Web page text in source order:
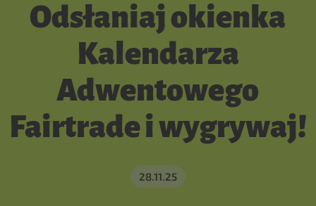
Odsłaniaj okienka
Kalendarza
Adwentowego
Fairtrade i wygrywaj!
28.11.25